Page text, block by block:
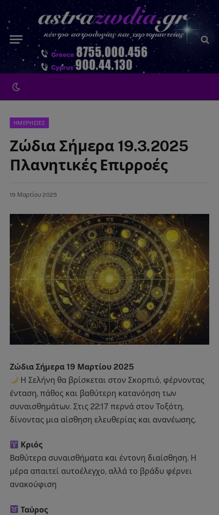
ΗΜΕΡΗΣΙΕΣ
Ζώδια Σήμερα 19.3.2025
Πλανητικές Επιρροές
19 Μαρτίου 2025
Ζώδια Σήμερα 19 Μαρτίου 2025
Η Σελήνη θα βρίσκεται στον Σκορπιό, φέρνοντας
ένταση, πάθος και βαθύτερη κατανόηση των
συναισθημάτων. Στις 22:17 περνά στον Τοξότη,
δίνοντας μια αίσθηση ελευθερίας και ανανέωσης.
Κριός
Βαθύτερα συναισθήματα και έντονη διαίσθηση. Η
μέρα απαιτεί αυτοέλεγχο, αλλά το βράδυ φέρνει
ανακούφιση
Ταύρος